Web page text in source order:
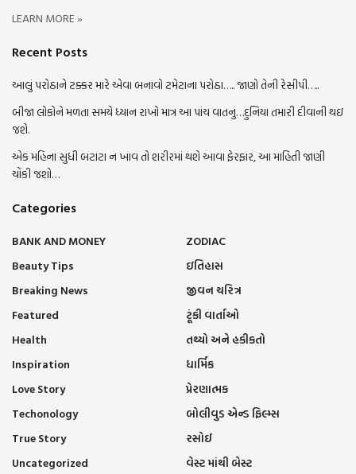
LEARN MORE »
Recent Posts
આલું પરોઠાને ટક્કર મારે એવા બનાવો ટમેટાના પરોઠા….. જાણો તેની રેસીપી…..
બીજા લોકોને મળતા સમયે ધ્યાન રાખો માત્ર આ પાંચ વાતનું…દુનિયા તમારી દીવાની થઇ
જશે.
એક મહિના સુધી બટાટા ન ખાવ તો શરીરમાં થશે આવા ફેરફાર, આ માહિતી જાણી
ચોંકી જશો…
Categories
BANK AND MONEY
Beauty Tips
Breaking News
Featured
Health
Inspiration
Love Story
Techonology
True Story
Uncategorized
ZODIAC
ઇતિહાસ
જીવન ચરિત્ર
ટૂંકી વાર્તાઓ
તથ્યો અને હકીકતો
ધાર્મિક
પ્રેરણાત્મક
બોલીવુડ એન્ડ ફિલ્મ્સ
રસોઈ
વેસ્ટ માંથી બેસ્ટ